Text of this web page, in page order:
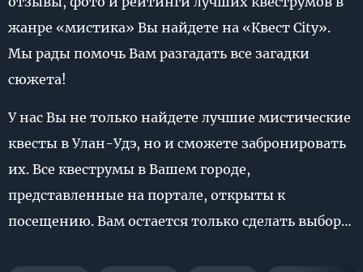
жанре «мистика» Вы найдете на «Квест City».
Мы рады помочь Вам разгадать все загадки
сюжета!
У нас Вы не только найдете лучшие мистические
квесты в Улан-Удэ, но и сможете забронировать
их. Все квеструмы в Вашем городе,
представленные на портале, открыты к
посещению. Вам остается только сделать выбор…